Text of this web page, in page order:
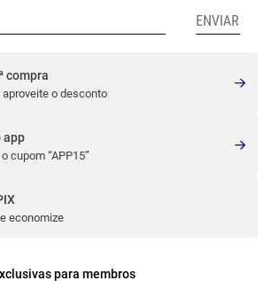
compra
o desconto
app
cupom “APP15”
economize
para membros